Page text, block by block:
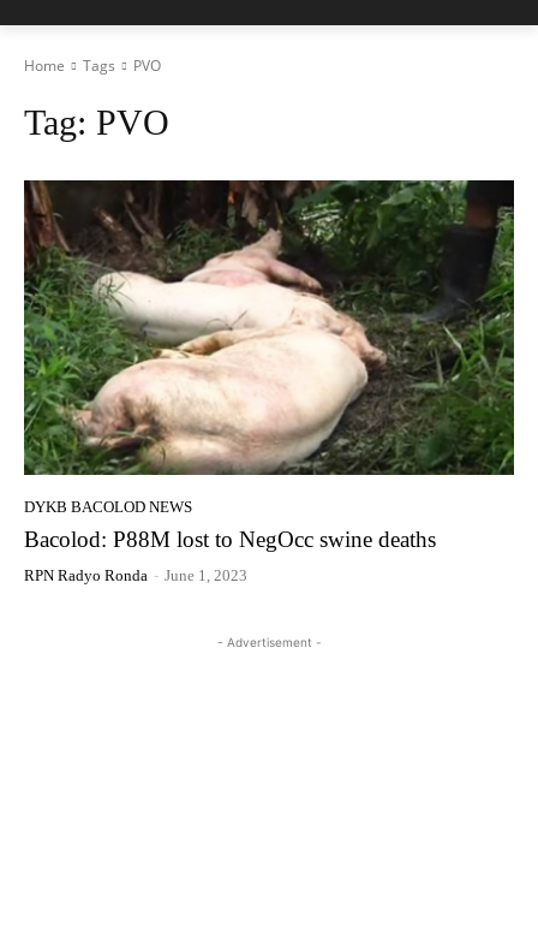
Home Tags PVO
Tag: PVO
DYKB BACOLOD NEWS
Bacolod: P88M lost to NegOcc swine deaths
RPN Radyo Ronda - June 1, 2023
- Advertisement -